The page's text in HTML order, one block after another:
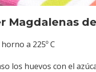
Magdalenas
a 225º C
los huevos con el